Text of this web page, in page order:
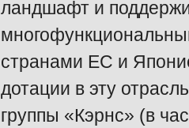
ландшафт и
странами ЕС и
дотации в эту
группы «Кэрнс» (в